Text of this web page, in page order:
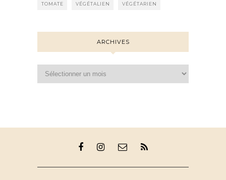
TOMATE VÉGÉTALIEN VÉGÉTARIEN
ARCHIVES